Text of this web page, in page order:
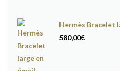
Hermès Bracelet
580,00€